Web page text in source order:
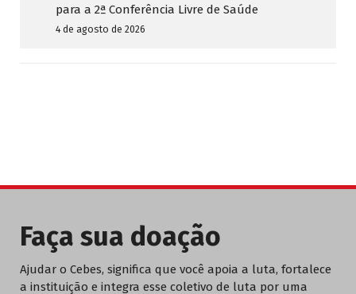
para a 2ª Conferência Livre de Saúde
4 de agosto de 2026
Faça sua doação
Ajudar o Cebes, significa que você apoia a luta, fortalece
a instituição e integra esse coletivo de luta por uma